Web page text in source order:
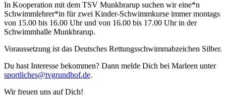
In Kooperation mit dem TSV Munkbrarup suchen wir eine*n
Schwimmlehrer*in für zwei Kinder-Schwimmkurse immer montags
von 15.00 bis 16.00 Uhr und von 16.00 bis 17.00 Uhr in der
Schwimmhalle Munkbrarup.
Voraussetzung ist das Deutsches Rettungsschwimmabzeichen Silber.
Du hast Interesse bekommen? Dann melde Dich bei Marleen unter
sportliches@tvgrundhof.de.
Wir freuen uns auf Dich!